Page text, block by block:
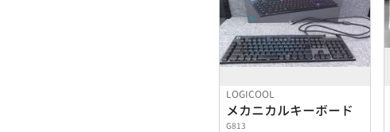
LOGICOOL
メカニカルキーボード
G813